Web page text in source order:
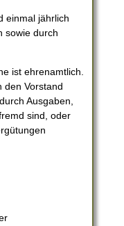
einmal jährlich
sowie durch
ist ehrenamtlich.
den Vorstand
Ausgaben,
sind, oder